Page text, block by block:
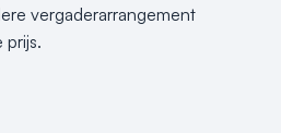
vergaderarrangement